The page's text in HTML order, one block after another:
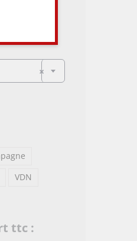
×
VDN
ttc :